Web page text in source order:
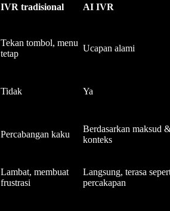
IVR tradisional AI IVR
Tekan tombol, menu
tetap
Ucapan alami
Tidak Ya
Percabangan kaku
Berdasarkan maksud
konteks
Lambat, membuat
frustrasi
Langsung, terasa
percakapan